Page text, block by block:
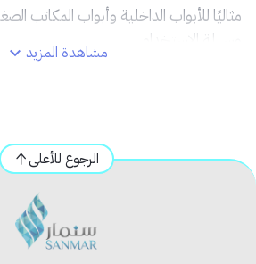
مثاليًا للأبواب الداخلية وأبواب المكاتب
وسهلة الاستخدام.
🛡️مناسب للأبواب الداخلية
حجم صغير مثالي للاستعمالات
سهولة في التركيب والاستخدام
مشاهدة المزيد
الرجوع للأعلى